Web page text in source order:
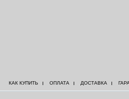
КАК КУПИТЬ ОПЛАТА ДОСТАВКА